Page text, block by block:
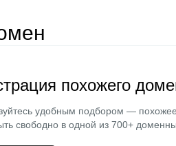
похожего
удобным подбором —
свободно в одной из 700+